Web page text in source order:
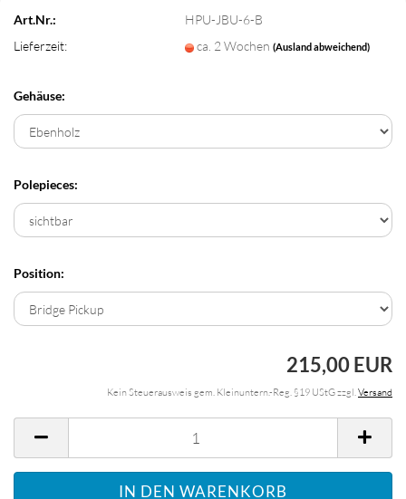
Art.Nr.:
HPU-JBU-6-B
Lieferzeit:
ca. 2 Wochen(Ausland abweichend)
Gehäuse:
Polepieces:
Position:
215,00 EUR
Kein Steuerausweis gem. Kleinuntern.-Reg. §19 UStG zzgl. Versand